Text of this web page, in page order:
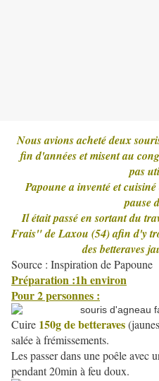
Nous avions acheté deux
fin d'années et misent au
pas
Papoune a inventé et
pause
Il était passé en sortant du
Frais" de Laxou (54) afin d'y
des betteraves
Source : Inspiration de Papoune
Préparation :1h environ
Pour 2 personnes :
Cuire 150g de betteraves
salée à frémissements.
Les passer dans une poêle avec
pendant 20min à feu doux.